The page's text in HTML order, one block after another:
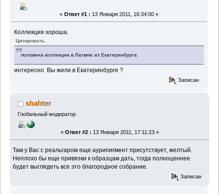
« Ответ #1 : 13 Января 2011, 16:34:00 »
Коллекция хороша.
Цитировать
половина коллекции в Латвию из Екатеринбурга
интересно Вы жили в Екатеринбурге ?
Записан
shahter
Глобальный модератор
« Ответ #2 : 13 Января 2011, 17:11:23 »
Там у Вас с реальгаром еще аурипигмент присутствует, желтый.
Неплохо бы еще привязки к образцам дать, тогда полноценнее
будет выглядеть все это благородное собрание.
Записан